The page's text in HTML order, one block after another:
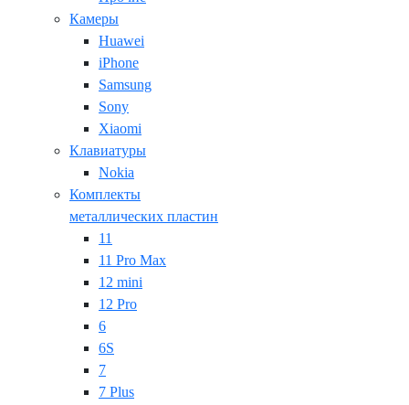
Камеры
Huawei
iPhone
Samsung
Sony
Xiaomi
Клавиатуры
Nokia
Комплекты
металлических пластин
11
11 Pro Max
12 mini
12 Pro
6
6S
7
7 Plus